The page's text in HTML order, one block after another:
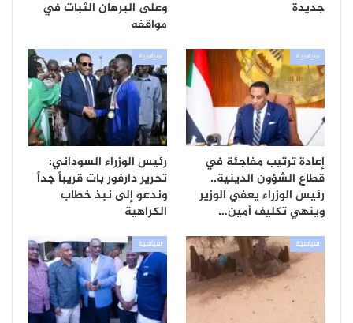
جديدة
وعلى البرهان الثبات في
مواقفه
سياسية
إعادة ترتيب مفاجئة في
قطاع الشؤون الدينية..
رئيس الوزراء يعفي الوزير
وينهي تكليف أمين…
سياسية
رئيس الوزراء السوداني:
تحرير دارفور بات قريباً جداً
وندعو إلى نبذ خطاب
الكراهية
سياسية سياسية